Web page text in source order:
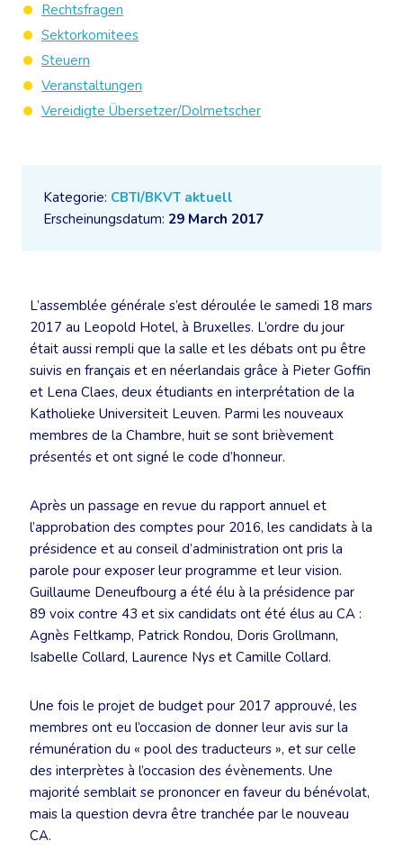
Kategorie: CBTI/BKVT aktuell
Erscheinungsdatum: 29 March 2017
L’assemblée générale s’est déroulée le samedi 18 mars
2017 au Leopold Hotel, à Bruxelles. L’ordre du jour
était aussi rempli que la salle et les débats ont pu être
suivis en français et en néerlandais grâce à Pieter Goffin
et Lena Claes, deux étudiants en interprétation de la
Katholieke Universiteit Leuven. Parmi les nouveaux
membres de la Chambre, huit se sont brièvement
présentés et ont signé le code d’honneur.
Après un passage en revue du rapport annuel et
l’approbation des comptes pour 2016, les candidats à la
présidence et au conseil d’administration ont pris la
parole pour exposer leur programme et leur vision.
Guillaume Deneufbourg a été élu à la présidence par
89 voix contre 43 et six candidats ont été élus au CA :
Agnès Feltkamp, Patrick Rondou, Doris Grollmann,
Isabelle Collard, Laurence Nys et Camille Collard.
Une fois le projet de budget pour 2017 approuvé, les
membres ont eu l’occasion de donner leur avis sur la
rémunération du « pool des traducteurs », et sur celle
des interprètes à l’occasion des évènements. Une
majorité semblait se prononcer en faveur du bénévolat,
mais la question devra être tranchée par le nouveau
CA.
Rechtsfragen
Sektorkomitees
Steuern
Veranstaltungen
Vereidigte Übersetzer/Dolmetscher